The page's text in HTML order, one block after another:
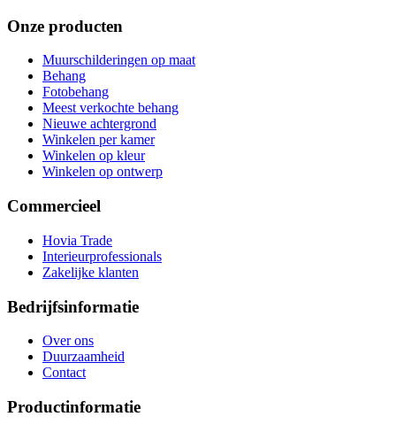
Onze producten
Muurschilderingen op maat
Behang
Fotobehang
Meest verkochte behang
Nieuwe achtergrond
Winkelen per kamer
Winkelen op kleur
Winkelen op ontwerp
Commercieel
Hovia Trade
Interieurprofessionals
Zakelijke klanten
Bedrijfsinformatie
Over ons
Duurzaamheid
Contact
Productinformatie